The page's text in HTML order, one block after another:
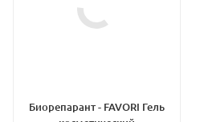
Биорепарант - FAVORI Гель